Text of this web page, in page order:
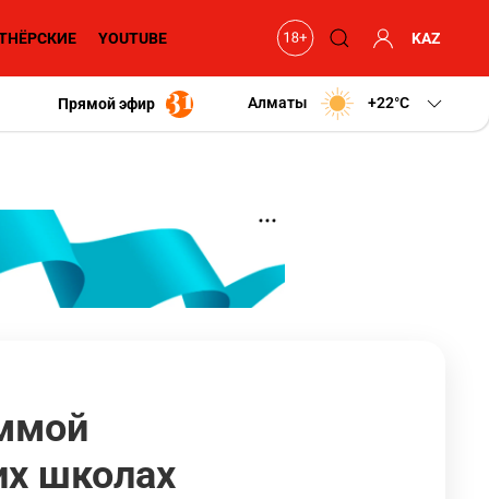
YOUTUBE KAZ
Прямой эфир Алматы +22 C
школах